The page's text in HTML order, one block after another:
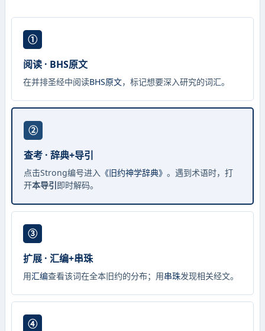
①
阅读 · BHS原文
在并排圣经中阅读BHS原文，标记想要深入研究的词汇。
②
查考 · 辞典+导引
点击Strong编号进入 《旧约神学辞典》。遇到术语时，打
开本导引 即时解码。
③
扩展 · 汇编+串珠
用汇编查看该词在全本旧约的分布；用串珠发现相关经文。
④